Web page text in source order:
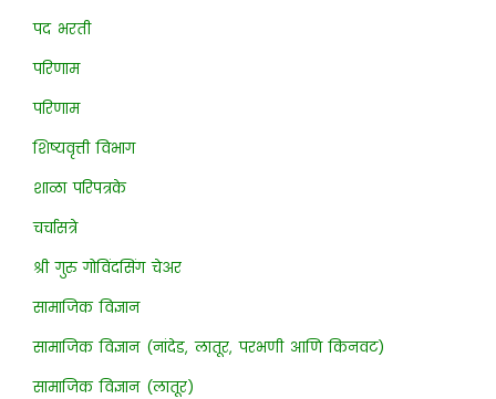
पद भरती
परिणाम
परिणाम
शिष्यवृत्ती विभाग
शाळा परिपत्रके
चर्चासत्रे
श्री गुरु गोविंदसिंग चेअर
सामाजिक विज्ञान
सामाजिक विज्ञान (नांदेड, लातूर, परभणी आणि किनवट)
सामाजिक विज्ञान (लातूर)